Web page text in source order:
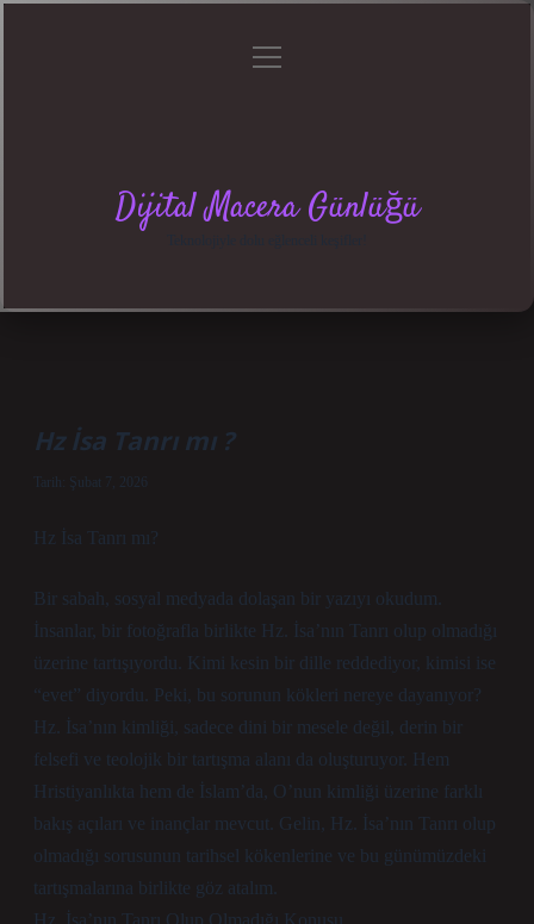
menüyü
Dijital Macera Günlüğü
Hz İsa Tanrı mı ?
Tarih: Şubat 7, 2026
Hz İsa Tanrı mı?
Bir sabah, sosyal medyada dolaşan bir yazıyı okudum.
İnsanlar, bir fotoğrafla birlikte Hz. İsa’nın Tanrı olup olmadığı
üzerine tartışıyordu. Kimi kesin bir dille reddediyor, kimisi ise
“evet” diyordu. Peki, bu sorunun kökleri nereye dayanıyor?
Hz. İsa’nın kimliği, sadece dini bir mesele değil, derin bir
felsefi ve teolojik bir tartışma alanı da oluşturuyor. Hem
Hristiyanlıkta hem de İslam’da, O’nun kimliği üzerine farklı
bakış açıları ve inançlar mevcut. Gelin, Hz. İsa’nın Tanrı olup
olmadığı sorusunun tarihsel kökenlerine ve bu günümüzdeki
tartışmalarına birlikte göz atalım.
Hz. İsa’nın Tanrı Olup Olmadığı Konusu